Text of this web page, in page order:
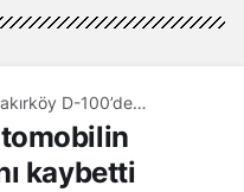
D-100’de
otomobilin çarptığı yaya
kaybetti
kaybetti